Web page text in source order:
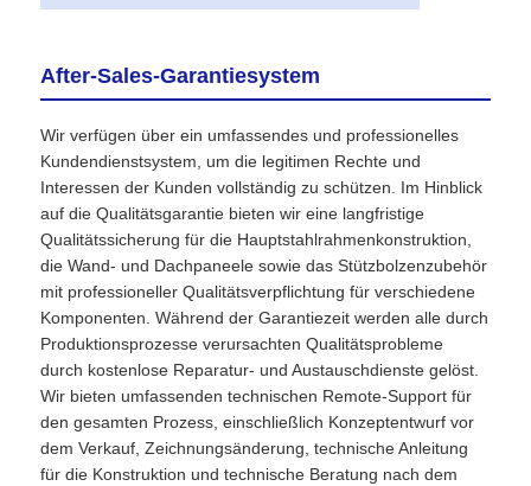
After-Sales-Garantiesystem
Wir verfügen über ein umfassendes und professionelles
Kundendienstsystem, um die legitimen Rechte und
Interessen der Kunden vollständig zu schützen. Im Hinblick
auf die Qualitätsgarantie bieten wir eine langfristige
Qualitätssicherung für die Hauptstahlrahmenkonstruktion,
die Wand- und Dachpaneele sowie das Stützbolzenzubehör
mit professioneller Qualitätsverpflichtung für verschiedene
Komponenten. Während der Garantiezeit werden alle durch
Produktionsprozesse verursachten Qualitätsprobleme
durch kostenlose Reparatur- und Austauschdienste gelöst.
Wir bieten umfassenden technischen Remote-Support für
den gesamten Prozess, einschließlich Konzeptentwurf vor
dem Verkauf, Zeichnungsänderung, technische Anleitung
für die Konstruktion und technische Beratung nach dem